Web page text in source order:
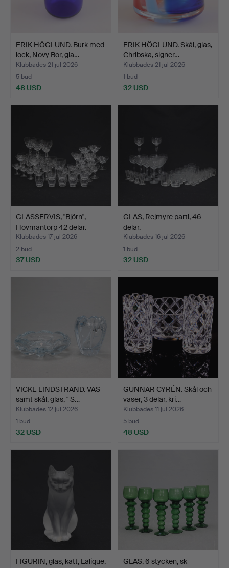
ERIK HÖGLUND. Burk med
lock, Novy Bor, gla…
Klubbades 21 jul 2026
5 bud
48 USD
ERIK HÖGLUND. Skål, glas,
Chribska, signer…
Klubbades 21 jul 2026
1 bud
32 USD
GLASSERVIS, "Björn",
Hovmantorp 42 delar.
Klubbades 17 jul 2026
2 bud
37 USD
GLAS, Rejmyre parti, 46
delar.
Klubbades 16 jul 2026
1 bud
32 USD
VICKE LINDSTRAND. VAS
samt skål, glas, " S…
Klubbades 12 jul 2026
1 bud
32 USD
GUNNAR CYRÉN. Skål och
vaser, 3 delar, kri…
Klubbades 11 jul 2026
5 bud
48 USD
FIGURIN, glas, katt, Lalique,
GLAS, 6 stycken, sk